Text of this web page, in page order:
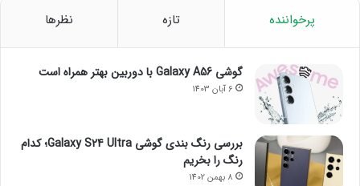
پرخواننده تازه نظرها
گوشی Galaxy A56 با دوربین بهتر همراه است
6 آبان 1403
بررسی رنگ بندی گوشی Galaxy S24 Ultra؛ کدام
رنگ را بخریم
8 بهمن 1402